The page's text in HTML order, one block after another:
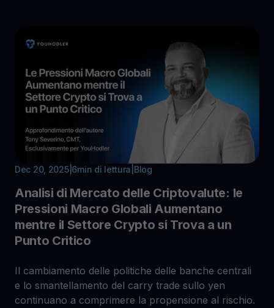
Dec 20, 2025| 6min di lettura Blog
Analisi di Mercato delle Criptovalute: le
Pressioni Macro Globali Aumentano
mentre il Settore Crypto si Trova a un
Punto Critico
Il cambiamento delle politiche delle banche centrali
e lo smantellamento del carry trade sullo yen
continuano a comprimere la propensione al rischio.